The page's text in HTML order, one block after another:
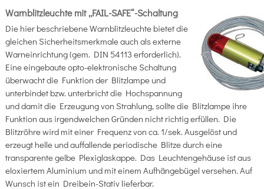
Warnblitzleuchte mit „FAIL-SAFE“-Schaltung
Die hier beschriebene Warnblitzleuchte bietet die
gleichen Sicherheitsmerkmale auch als externe
Warneinrichtung (gem. DIN 54113 erforderlich).
Eine eingebaute opto-elektronische Schaltung
überwacht die Funktion der Blitzlampe und
unterbindet bzw. unterbricht die Hochspannung
und damit die Erzeugung von Strahlung, sollte die Blitzlampe ihre
Funktion aus irgendwelchen Gründen nicht richtig erfüllen. Die
Blitzröhre wird mit einer Frequenz von ca. 1/sek. Ausgelöst und
erzeugt helle und auffallende periodische Blitze durch eine
transparente gelbe Plexiglaskappe. Das Leuchtengehäuse ist aus
eloxiertem Aluminium und mit einem Aufhängebügel versehen. Auf
Wunsch ist ein Dreibein-Stativ lieferbar.